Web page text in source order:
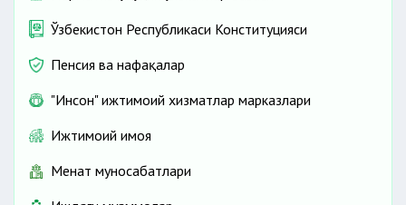
Ўзбекистон Республикаси Конституцияси
Пенсия ва нафақалар
"Инсон" ижтимоий хизматлар марказлари
Ижтимоий ҳимоя
Меҳнат муносабатлари